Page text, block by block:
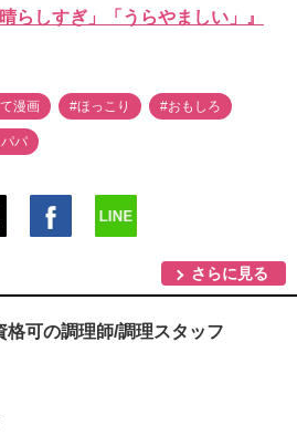
らしすぎ」「うらやましい」』
漫画 #ほっこり #おもしろ
パ
さらに見る
可の調理師/調理スタッフ